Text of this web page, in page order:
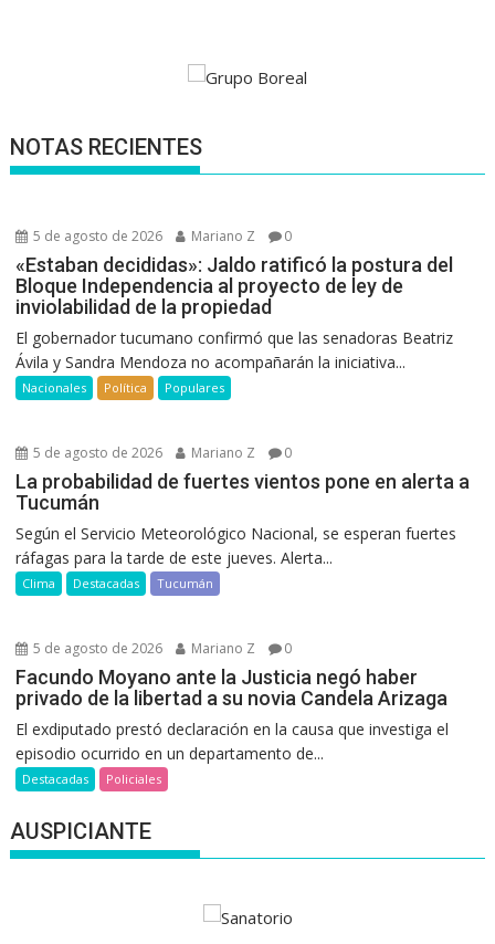
NOTAS RECIENTES
5 de agosto de 2026 Mariano Z 0
«Estaban decididas»: Jaldo ratificó la postura del
Bloque Independencia al proyecto de ley de
inviolabilidad de la propiedad
El gobernador tucumano confirmó que las senadoras Beatriz
Ávila y Sandra Mendoza no acompañarán la iniciativa...
Nacionales Política Populares
5 de agosto de 2026 Mariano Z 0
La probabilidad de fuertes vientos pone en alerta a
Tucumán
Según el Servicio Meteorológico Nacional, se esperan fuertes
ráfagas para la tarde de este jueves. Alerta...
Clima Destacadas Tucumán
5 de agosto de 2026 Mariano Z 0
Facundo Moyano ante la Justicia negó haber
privado de la libertad a su novia Candela Arizaga
El exdiputado prestó declaración en la causa que investiga el
episodio ocurrido en un departamento de...
Destacadas Policiales
AUSPICIANTE